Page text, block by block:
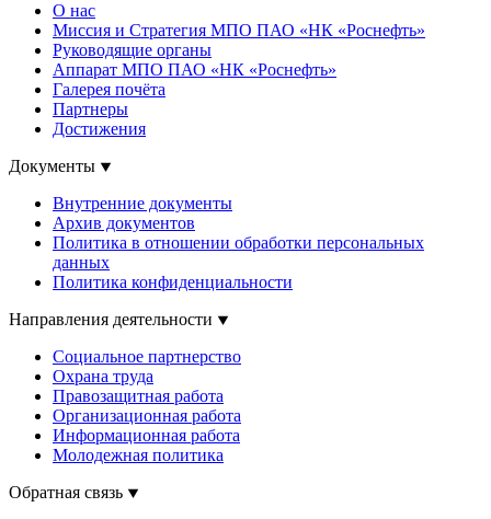
О нас
Миссия и Стратегия МПО ПАО «НК «Роснефть»
Руководящие органы
Аппарат МПО ПАО «НК «Роснефть»
Галерея почёта
Партнеры
Достижения
Документы
Внутренние документы
Архив документов
Политика в отношении обработки персональных
данных
Политика конфиденциальности
Направления деятельности
Социальное партнерство
Охрана труда
Правозащитная работа
Организационная работа
Информационная работа
Молодежная политика
Обратная связь